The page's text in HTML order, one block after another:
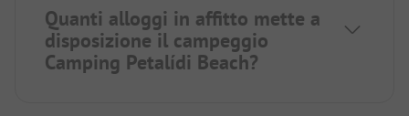
Quanti alloggi in affitto mette a
disposizione il campeggio
Camping Petalídi Beach?